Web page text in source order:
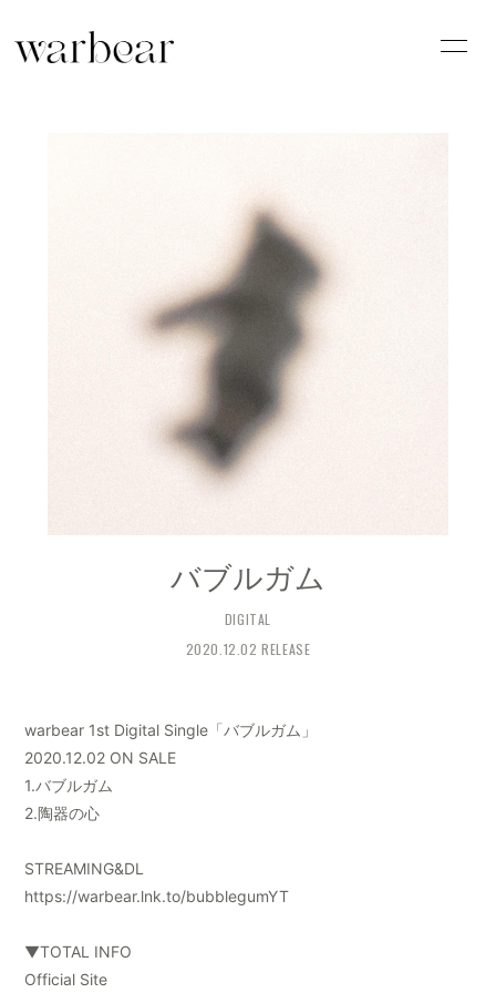
DISCOGRAPHY
バブルガム
DIGITAL
2020.12.02 RELEASE
warbear 1st Digital Single「バブルガム」
2020.12.02 ON SALE
1.バブルガム
2.陶器の心
STREAMING&DL
https://warbear.lnk.to/bubblegumYT
▼TOTAL INFO
Official Site